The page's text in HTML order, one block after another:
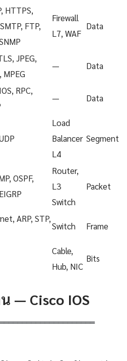
HTTPS,
FTP,
Firewall
L7, WAF
Data
JPEG,
MPEG
— Data
RPC,
— Data
Load
Balancer
L4
Segment
OSPF,
Router,
L3
Switch
Packet
ARP, STP,
Switch Frame
Cable,
Hub, NIC
Bits
— Cisco IOS